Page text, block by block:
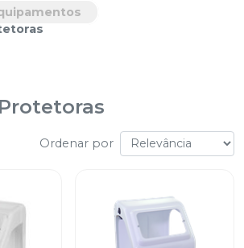
Ordenar por